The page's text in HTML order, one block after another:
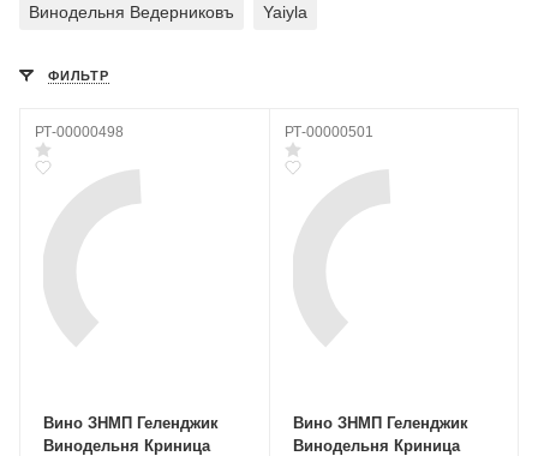
Винодельня Ведерниковъ Yaiyla
ФИЛЬТР
РТ-00000498
Вино ЗНМП Геленджик
Винодельня Криница
РТ-00000501
Вино ЗНМП Геленджик
Винодельня Криница